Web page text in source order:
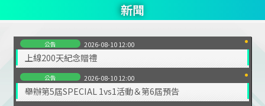
新聞
公告 2026-08-10 12:00
上線200天紀念贈禮
公告 2026-08-10 12:00
舉辦第5屆SPECIAL 1vs1活動＆第6屆預告